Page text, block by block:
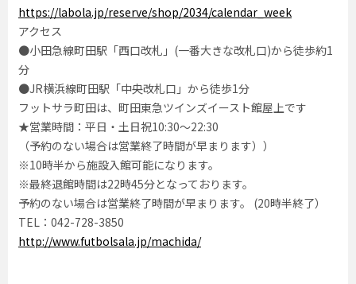
https://labola.jp/reserve/shop/2034/calendar_week
アクセス
●小田急線町田駅「西口改札」(一番大きな改札口)から徒歩約1
分
●JR横浜線町田駅「中央改札口」から徒歩1分
フットサラ町田は、町田東急ツインズイースト館屋上です
★営業時間：平日・土日祝10:30～22:30
（予約のない場合は営業終了時間が早まります））
※10時半から施設入館可能になります。
※最終退館時間は22時45分となっております。
予約のない場合は営業終了時間が早まります。 (20時半終了）
TEL：042-728-3850
http://www.futbolsala.jp/machida/